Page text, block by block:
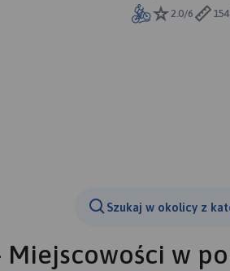
2.0/6
Szukaj w okolicy z
Miejscowości w